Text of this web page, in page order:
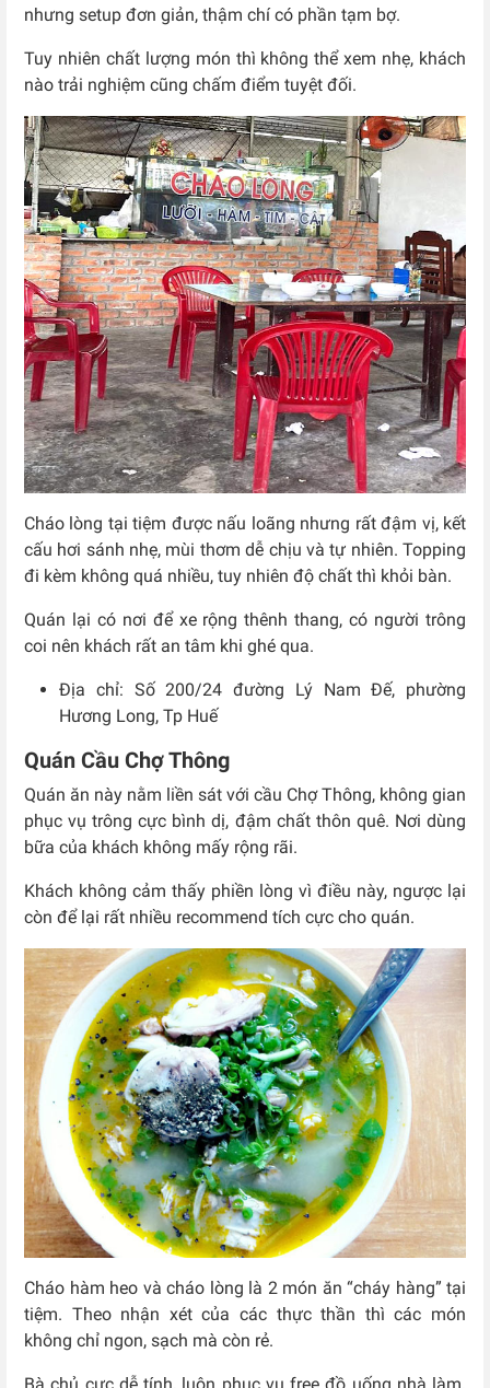
nhưng setup đơn giản, thậm chí có phần tạm bợ.
Tuy nhiên chất lượng món thì không thể xem nhẹ, khách
nào trải nghiệm cũng chấm điểm tuyệt đối.
Cháo lòng tại tiệm được nấu loãng nhưng rất đậm vị, kết
cấu hơi sánh nhẹ, mùi thơm dễ chịu và tự nhiên. Topping
đi kèm không quá nhiều, tuy nhiên độ chất thì khỏi bàn.
Quán lại có nơi để xe rộng thênh thang, có người trông
coi nên khách rất an tâm khi ghé qua.
Địa chỉ: Số200/24 đường Lý Nam Đế, phường
Hương Long, Tp Huế
Quán Cầu Chợ Thông
Quán ăn này nằm liền sát với cầu Chợ Thông, không gian
phục vụ trông cực bình dị, đậm chất thôn quê. Nơi dùng
bữa của khách không mấy rộng rãi.
Khách không cảm thấy phiền lòng vì điều này, ngược lại
còn để lại rất nhiều recommend tích cực cho quán.
Cháo hàm heo và cháo lòng là 2 món ăn “cháy hàng” tại
tiệm. Theo nhận xét của các thực thần thì các món
không chỉ ngon, sạch mà còn rẻ.